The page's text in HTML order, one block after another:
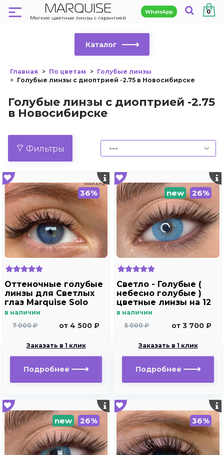
MARQUISE
Мягкие цветные линзы с гарантией
0
Каталог
Главная По цветам
Голубые линзы
Голубые линзы с диоптрией -2.75 в Новосибирске
Голубые линзы с диоптрией -2.75
в Новосибирске
Фильтры
36%
Оттеночные голубые
линзы для Светлых
глаз Marquise Solo
blue для
близорукости
в наличии
7 000 ₽
от 4 500 ₽
Заказать в 1 клик
Подробнее
new 26%
Светло - Голубые (
небесно голубые )
цветные линзы на 12
мес. Marquise blue
в наличии
5 000 ₽
от 3 700 ₽
Заказать в 1 клик
Подробнее
new 26% 36%